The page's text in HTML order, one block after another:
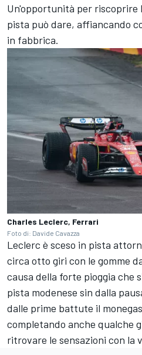
Un'opportunità per riscoprire
pista può dare, affiancando
in fabbrica.
Charles Leclerc, Ferrari
Foto di: Davide Cavazza
Leclerc è sceso in pista
circa otto giri con le gomme
causa della forte pioggia che
pista modenese sin dalla
dalle prime battute il
completando anche qualche
ritrovare le sensazioni con la